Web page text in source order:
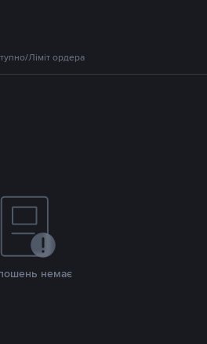
Ліміт ордера
немає